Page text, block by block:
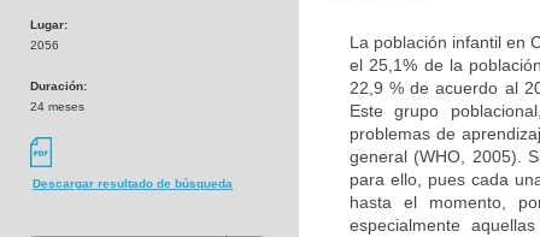
Lugar:
2056
Duración:
24 meses
Descargar resultado de búsqueda
La población infantil en
el 25,1% de la
22,9 % de acuerdo al
Este grupo
problemas de
general (WHO, 2005).
para ello, pues cada
hasta el momento,
especialmente